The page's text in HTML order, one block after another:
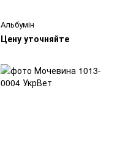
Альбумін
Цену уточняйте